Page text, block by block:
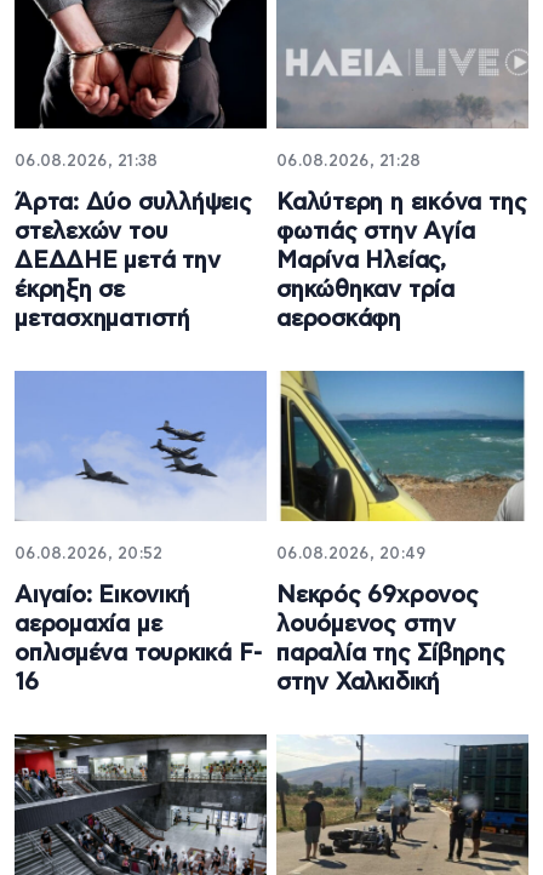
06.08.2026, 21:38
Άρτα: Δύο συλλήψεις
στελεχών του
ΔΕΔΔΗΕ μετά την
έκρηξη σε
μετασχηματιστή
06.08.2026, 21:28
Καλύτερη η εικόνα της
φωτιάς στην Aγία
Μαρίνα Ηλείας,
σηκώθηκαν τρία
αεροσκάφη
06.08.2026, 20:52
Αιγαίο: Εικονική
αερομαχία με
οπλισμένα τουρκικά F-
16
06.08.2026, 20:49
Νεκρός 69χρονος
λουόμενος στην
παραλία της Σίβηρης
στην Χαλκιδική